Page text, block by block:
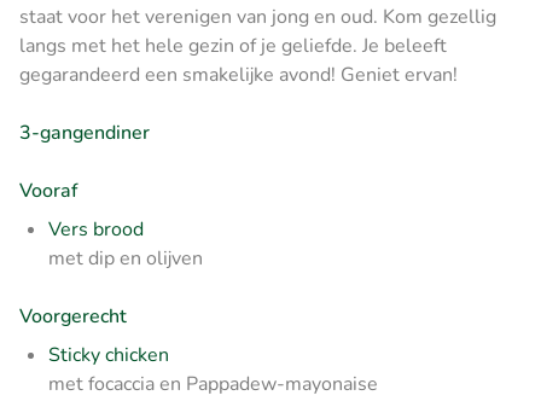
staat voor het verenigen van jong en oud. Kom gezellig
langs met het hele gezin of je geliefde. Je beleeft
gegarandeerd een smakelijke avond! Geniet ervan!
3-gangendiner
Vooraf
Vers brood
met dip en olijven
Voorgerecht
Sticky chicken
met focaccia en Pappadew-mayonaise